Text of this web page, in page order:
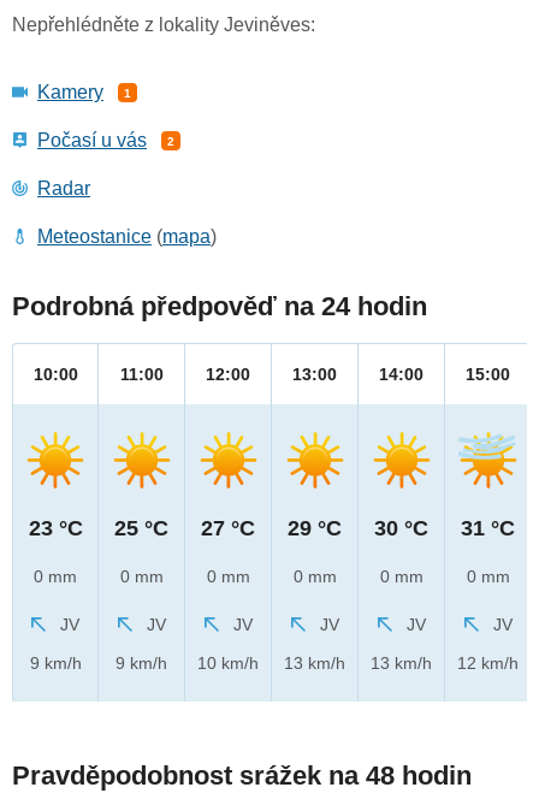
Nepřehlédněte z lokality Jeviněves:
Kamery 1
Počasí u vás 2
Radar
Meteostanice (mapa)
Podrobná předpověď na 24 hodin
10:00
23 °C
0 mm
JV
9 km/h
11:00
25 °C
0 mm
JV
9 km/h
12:00
27 °C
0 mm
JV
10 km/h
13:00
29 °C
0 mm
JV
13 km/h
14:00
30 °C
0 mm
JV
13 km/h
15:00
31 °C
0 mm
JV
12 km/h
Pravděpodobnost srážek na 48 hodin